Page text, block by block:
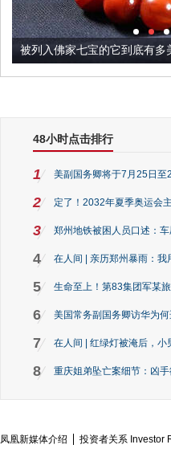
被列入佛家七宝的它到底有多
48小时点击排行
1 美副国务卿将于7月25日至
2 定了！2032年夏季奥运会
3 郑州地铁被困人员口述：
4 在人间 | 亲历郑州暴雨：我
5 生命至上！第83集团军某
6 美国常务副国务卿访华为
7 在人间 | 红绿灯被淹后，
8 重庆姐弟坠亡案细节：凶
凤凰新媒体介绍 投资者关系 Investor